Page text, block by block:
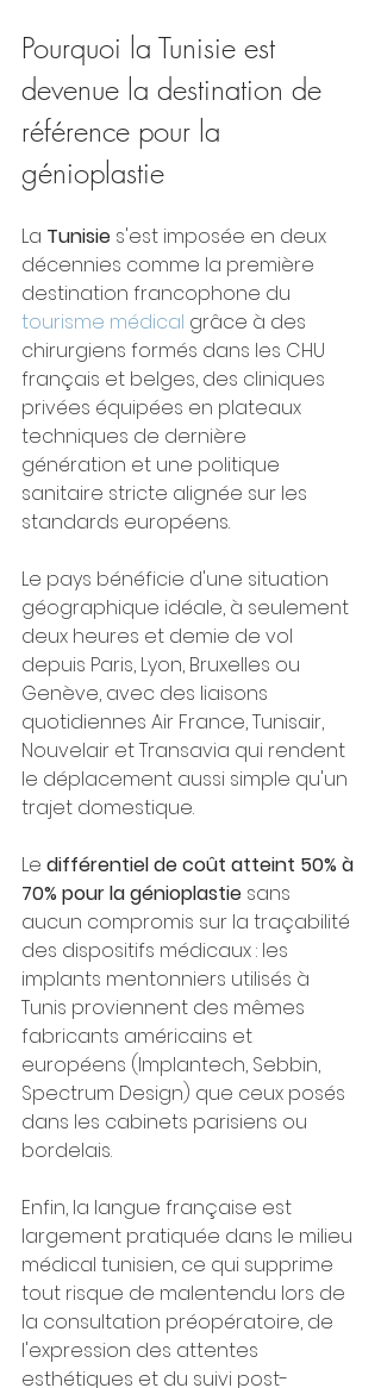
Pourquoi la Tunisie est
devenue la destination de
référence pour la
génioplastie
La Tunisie s'est imposée en deux
décennies comme la première
destination francophone du
tourisme médical grâce à des
chirurgiens formés dans les CHU
français et belges, des cliniques
privées équipées en plateaux
techniques de dernière
génération et une politique
sanitaire stricte alignée sur les
standards européens.
Le pays bénéficie d'une situation
géographique idéale, à seulement
deux heures et demie de vol
depuis Paris, Lyon, Bruxelles ou
Genève, avec des liaisons
quotidiennes Air France, Tunisair,
Nouvelair et Transavia qui rendent
le déplacement aussi simple qu'un
trajet domestique.
Le différentiel de coût atteint 50% à
70% pour la génioplastie sans
aucun compromis sur la traçabilité
des dispositifs médicaux : les
implants mentonniers utilisés à
Tunis proviennent des mêmes
fabricants américains et
européens (Implantech, Sebbin,
Spectrum Design) que ceux posés
dans les cabinets parisiens ou
bordelais.
Enfin, la langue française est
largement pratiquée dans le milieu
médical tunisien, ce qui supprime
tout risque de malentendu lors de
la consultation préopératoire, de
l'expression des attentes
esthétiques et du suivi post-